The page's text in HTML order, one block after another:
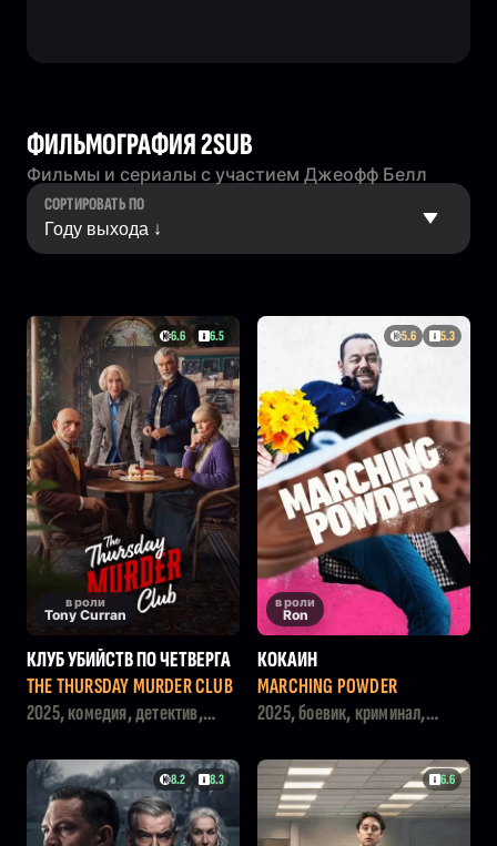
ФИЛЬМОГРАФИЯ 2SUB
Фильмы и сериалы с участием Джеофф Белл
СОРТИРОВАТЬ ПО
6.6 6.5
в роли
Tony Curran
КЛУБ УБИЙСТВ ПО ЧЕТВЕРГА
М
THE THURSDAY MURDER CLUB
2025, комедия, детектив,
5.6 5.3
в роли
Ron
КОКАИН
MARCHING POWDER
2025, боевик, криминал,
8.2 8.3 6.6